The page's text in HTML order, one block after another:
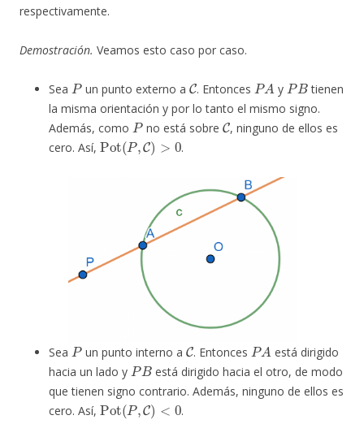
respectivamente.
Demostración. Veamos esto caso por caso.
Sea
P
un punto externo a
C
. Entonces
PA
y
PB
tienen
la misma orientación y por lo tanto el mismo signo.
Además, como
P
no está sobre
C
, ninguno de ellos es
cero. Así,
Pot(P,C )>0
.
Sea
P
un punto interno a
C
. Entonces
PA
está dirigido
hacia un lado y
PB
está dirigido hacia el otro, de modo
que tienen signo contrario. Además, ninguno de ellos es
cero. Así,
Pot(P,C)<0
.